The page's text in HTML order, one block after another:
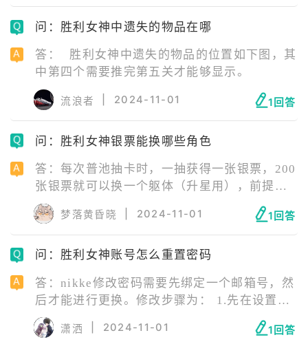
里、鲁德米拉的备用机体之一。
问：胜利女神中遗失的物品在哪
答： 胜利女神中遗失的物品的位置如下图，其
中第四个需要推完第五关才能够显示。
流浪者 2024-11-01 1回答
问：胜利女神银票能换哪些角色
答：每次普池抽卡时，一抽获得一张银票，200
张银票就可以换一个躯体（升星用），前提是
至少有一张本体卡。 积分商店的躯体是在上图
范围内随机每天轮换的，1.5周年如果再送一个
免费ssr估计也会加进去，总之这个范围基本定
型了不会有太大改动。 胜利女神银票能兑换的
梦落黄昏晓 2024-11-01 1回答
问：胜利女神账号怎么重置密码
答：nikke修改密码需要先绑定一个邮箱号，然
后才能进行更换。修改步骤为： 1.先在设置里
登出账号，回到登陆界面，选择修改密码。 2.
输入之前绑定的邮箱以及新密码进行重置。
潇洒 2024-11-01 1回答